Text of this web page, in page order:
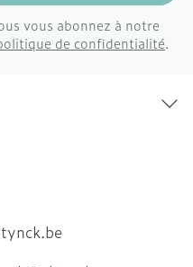
vous abonnez à notre
de confidentialité.